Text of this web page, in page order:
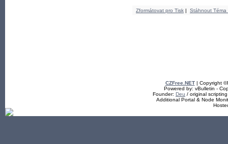
Zformátovat pro Tisk | Stáhnout Téma
CZFree.NET| Copyright
Powered by: vBulletin -
Founder: Deu / original
Additional Portal & Node